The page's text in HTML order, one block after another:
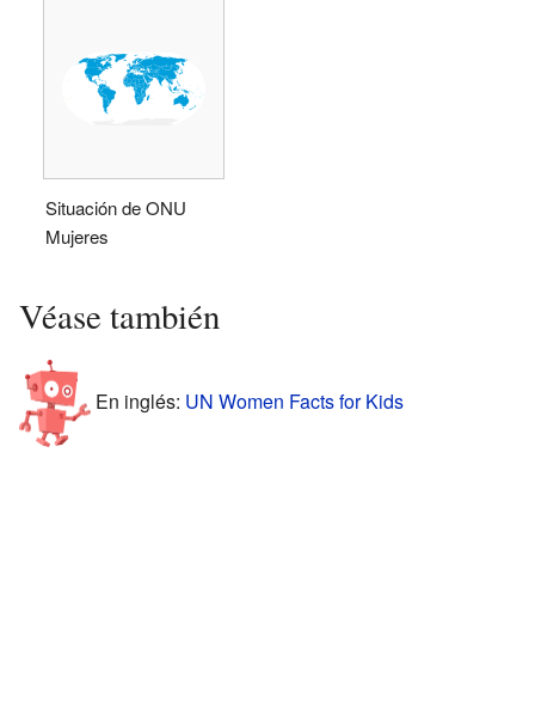
Situación de ONU
Mujeres
Véase también
En inglés: UN Women Facts for Kids